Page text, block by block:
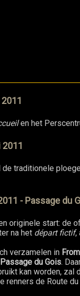
en het
traditionele
- Passage du
originele start: de
na het départ fictif,
verzamelen in
Passage du Gois.
kan worden,
renners de Route